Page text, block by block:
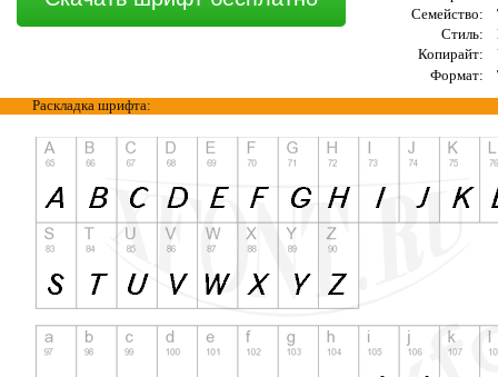
Семейство:
Стиль:
Копирайт:
Формат:
Раскладка шрифта: